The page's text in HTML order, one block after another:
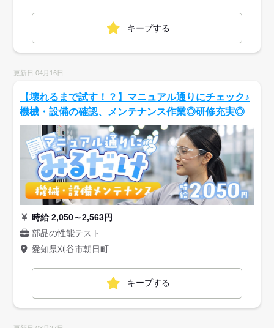
キープする
更新日:04月16日
【壊れるまで試す！？】マニュアル通りにチェック♪
機械・設備の確認、メンテナンス作業◎研修充実◎
時給 2,050～2,563円
部品の性能テスト
愛知県刈谷市朝日町
キープする